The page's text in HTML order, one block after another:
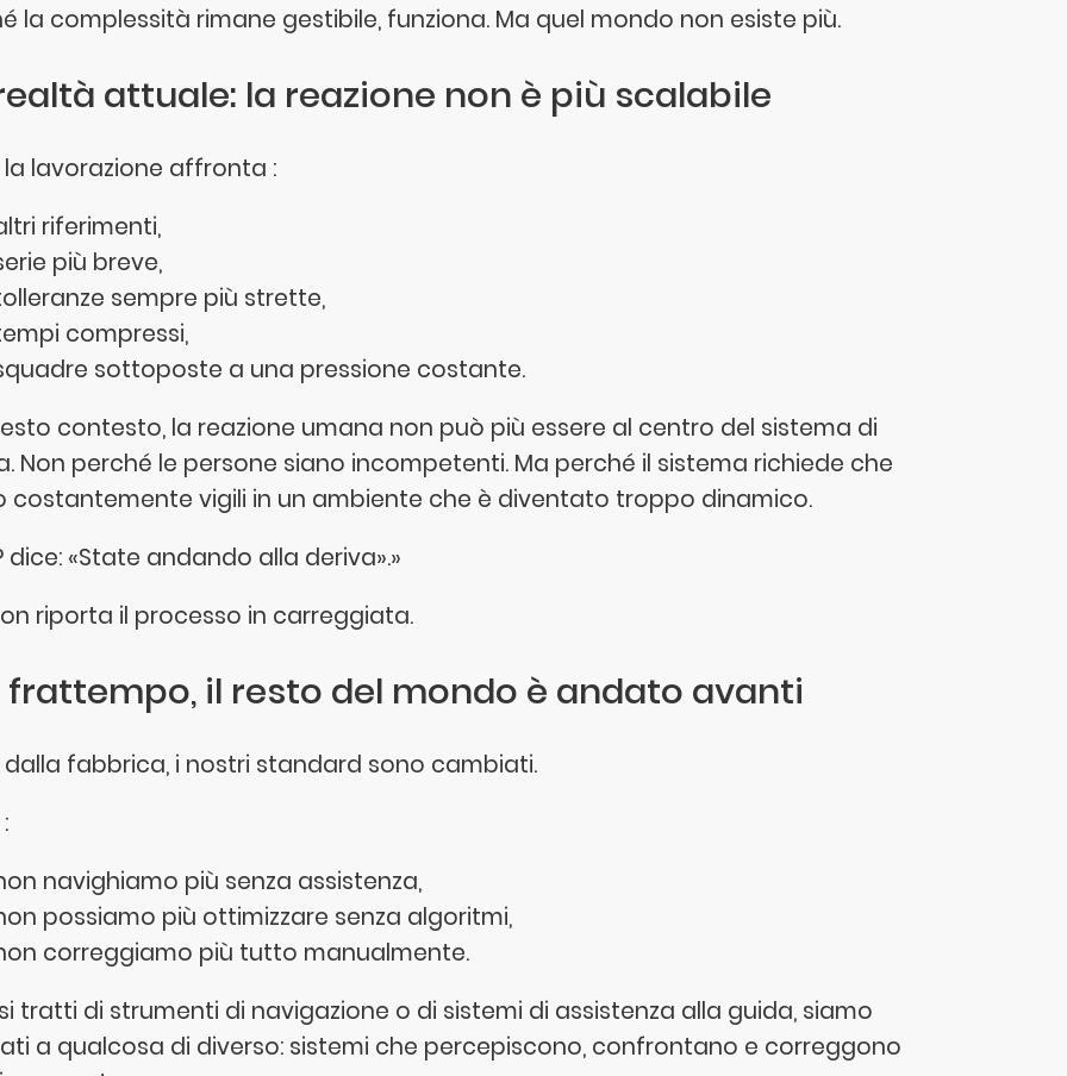
la complessità rimane gestibile, funziona. Ma quel mondo non esiste più.
attuale: la reazione non è più scalabile
la lavorazione affronta :
riferimenti,
più breve,
sempre più strette,
compressi,
sottoposte a una pressione costante.
contesto, la reazione umana non può più essere al centro del sistema di
Non perché le persone siano incompetenti. Ma perché il sistema richiede che
costantemente vigili in un ambiente che è diventato troppo dinamico.
dice: «State andando alla deriva».»
riporta il processo in carreggiata.
frattempo, il resto del mondo è andato avanti
dalla fabbrica, i nostri standard sono cambiati.
navighiamo più senza assistenza,
possiamo più ottimizzare senza algoritmi,
correggiamo più tutto manualmente.
tratti di strumenti di navigazione o di sistemi di assistenza alla guida, siamo
a qualcosa di diverso: sistemi che percepiscono, confrontano e correggono